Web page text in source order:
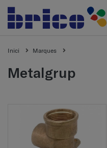
Inici Marques
metalgrup